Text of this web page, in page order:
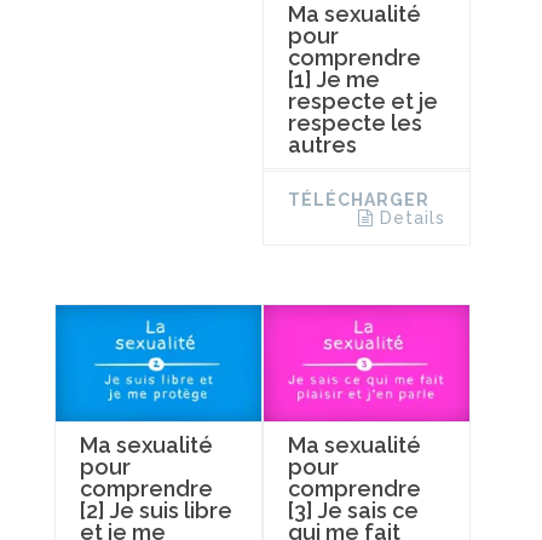
Ma sexualité
pour
comprendre
[1] Je me
respecte et je
respecte les
autres
TÉLÉCHARGER
Details
Ma sexualité
pour
comprendre
[2] Je suis libre
et je me
Ma sexualité
pour
comprendre
[3] Je sais ce
qui me fait